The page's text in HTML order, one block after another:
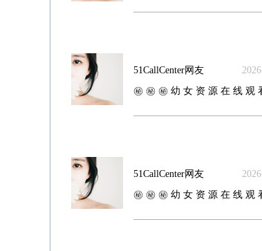
51CallCenter网友
2026-
㊙️ ㊙️ ㊙️ 幼 女 资 源 在 线 观
51CallCenter网友
2026-
㊙️ ㊙️ ㊙️ 幼 女 资 源 在 线 观